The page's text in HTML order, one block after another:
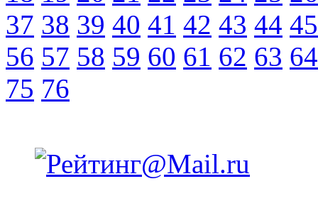
37 38 39 40 41 42 43 44 45
56 57 58 59 60 61 62 63 64
75 76